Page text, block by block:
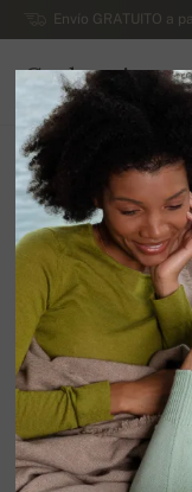
Envío GRATUITO a
Cachemira
ESPAÑA
Cambio
Introduzca por
durante el registro.
Le mandaremos
en la que podrá
válido durante las
Correo electrónico